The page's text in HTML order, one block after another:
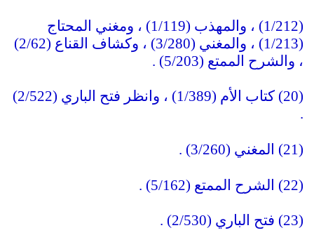
(1/212) ، والمهذب (1/119) ، ومغني المحتاج
(1/213) ، والمغني (3/280) ، وكشاف القناع (2/62)
، والشرح الممتع (5/203) .
(20) كتاب الأم (1/389) ، وانظر فتح الباري (2/522)
.
(21) المغني (3/260) .
(22) الشرح الممتع (5/162) .
(23) فتح الباري (2/530) .